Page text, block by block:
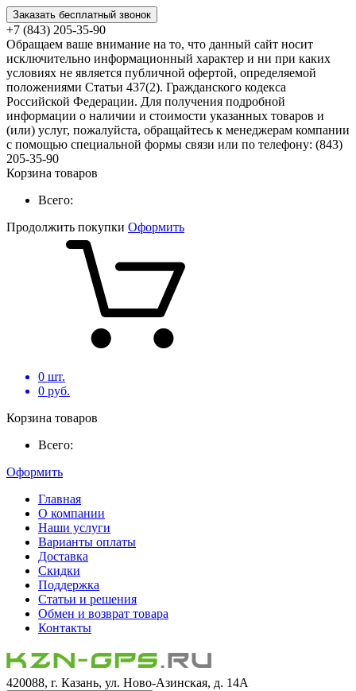
Заказать бесплатный звонок
+7 (843) 205-35-90
Обращаем ваше внимание на то, что данный сайт носит
исключительно информационный характер и ни при каких
условиях не является публичной офертой, определяемой
положениями Статьи 437(2). Гражданского кодекса
Российской Федерации. Для получения подробной
информации о наличии и стоимости указанных товаров и
(или) услуг, пожалуйста, обращайтесь к менеджерам компании
с помощью специальной формы связи или по телефону: (843)
205-35-90
Корзина товаров
Всего:
Продолжить покупки Оформить
0 шт.
0 руб.
Корзина товаров
Всего:
Оформить
Главная
О компании
Наши услуги
Варианты оплаты
Доставка
Скидки
Поддержка
Статьи и решения
Обмен и возврат товара
Контакты
420088, г. Казань, ул. Ново-Азинская, д. 14А